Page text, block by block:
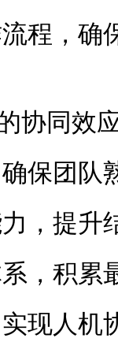
程，确
协同效
保团队
，提升
，积累
现人机